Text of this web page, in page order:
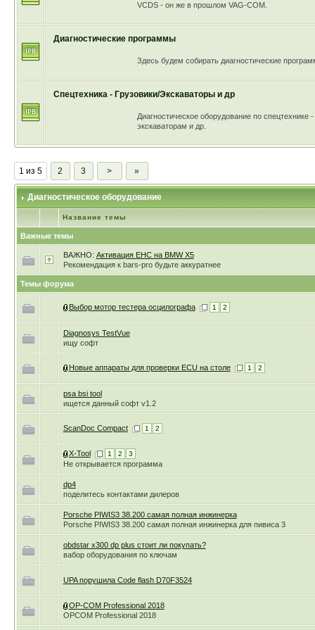
VCDS - он же в прошлом VAG-COM.
Диагностические программы
Здесь будем собирать диагностические
Спецтехника - Грузовики/Экскаваторы и др
Диагностическое оборудование по спецтехнике
экскаваторам и др.
1 из 5 2 3 > »
Диагностическое оборудование
Название темы
Важные темы
ВАЖНО: Активация EHC на BMW X5
Рекомендация к bars-pro будьте аккуратнее
Темы форума
Выбор мотор тестера осцилографа 1 2
Diagnosys TestVue
ищу софт
Новые аппараты для проверки ECU на столе 1 2
psa bsi tool
ищется данный софт v1.2
ScanDoc Compact 1 2
X-Tool 1 2 3
Не открывается программа
dp4
поделитесь контактами дилеров
Porsche PIWIS3 38.200 самая полная инжинерка
Porsche PIWIS3 38.200 самая полная инжинерка для пивиса 3
obdstar x300 dp plus стоит ли покупать?
вабор оборудования по ключам
UPA порушила Code flash D70F3524
OP-COM Professional 2018
OPCOM Professional 2018